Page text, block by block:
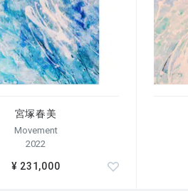
宮塚春美
Movement
2022
¥ 231,000